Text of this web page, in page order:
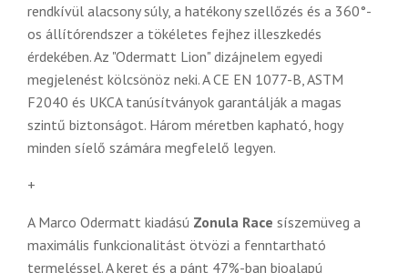
rendkívül alacsony súly, a hatékony szellőzés és a 360°-
os állítórendszer a tökéletes fejhez illeszkedés
érdekében. Az "Odermatt Lion" dizájnelem egyedi
megjelenést kölcsönöz neki. A CE EN 1077-B, ASTM
F2040 és UKCA tanúsítványok garantálják a magas
szintű biztonságot. Három méretben kapható, hogy
minden síelő számára megfelelő legyen.
+
A Marco Odermatt kiadású Zonula Race síszemüveg a
maximális funkcionalitást ötvözi a fenntartható
termeléssel. A keret és a pánt 47%-ban bioalapú